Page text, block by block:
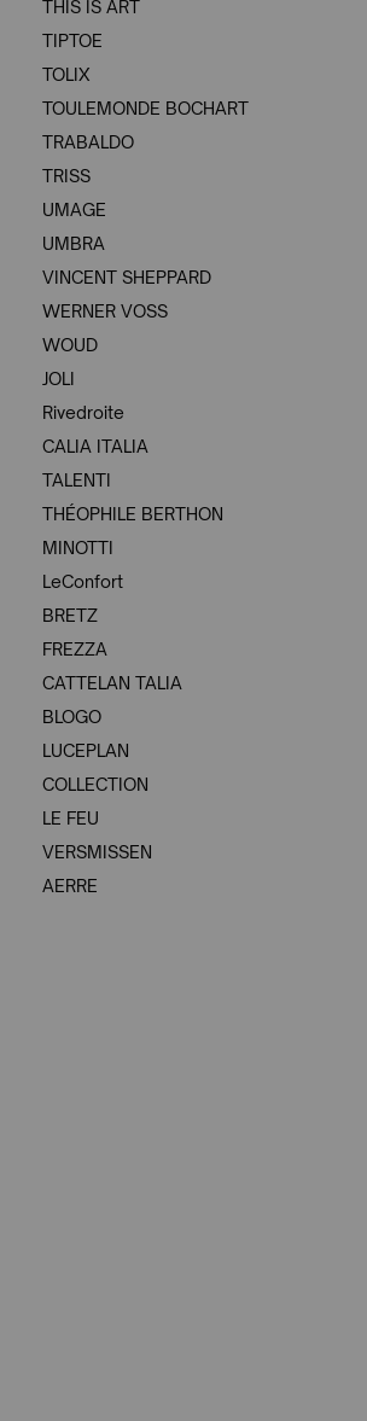
THIS IS ART
TIPTOE
TOLIX
TOULEMONDE BOCHART
TRABALDO
TRISS
UMAGE
UMBRA
VINCENT SHEPPARD
WERNER VOSS
WOUD
JOLI
Rivedroite
CALIA ITALIA
TALENTI
THÉOPHILE BERTHON
MINOTTI
LeConfort
BRETZ
FREZZA
CATTELAN TALIA
BLOGO
LUCEPLAN
COLLECTION
LE FEU
VERSMISSEN
AERRE